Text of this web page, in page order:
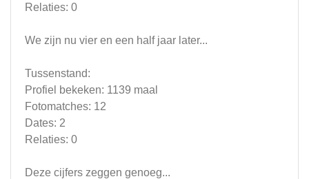
Relaties: 0
We zijn nu vier en een half jaar later...
Tussenstand:
Profiel bekeken: 1139 maal
Fotomatches: 12
Dates: 2
Relaties: 0
Deze cijfers zeggen genoeg...